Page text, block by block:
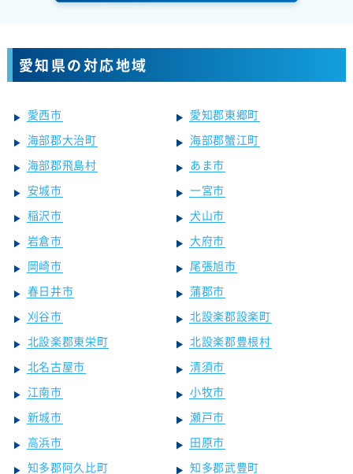
愛知県の対応地域
愛西市
愛知郡東郷町
海部郡大治町
海部郡蟹江町
海部郡飛島村
あま市
安城市
一宮市
稲沢市
犬山市
岩倉市
大府市
岡崎市
尾張旭市
春日井市
蒲郡市
刈谷市
北設楽郡設楽町
北設楽郡東栄町
北設楽郡豊根村
北名古屋市
清須市
江南市
小牧市
新城市
瀬戸市
高浜市
田原市
知多郡阿久比町
知多郡武豊町